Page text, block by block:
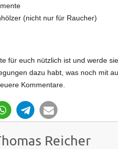
(nicht nur für Raucher)
für euch nützlich ist und werde
dazu habt, was noch mit
Kommentare.
Reicher